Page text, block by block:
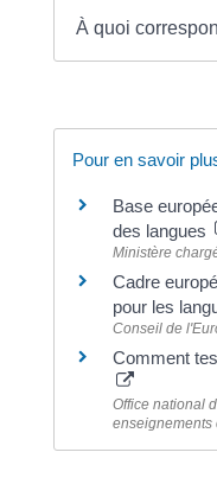
À quoi
Pour en savoir
Base
des langues
Ministère
Cadre
pour les
Conseil de
Comment
Office national
enseignements